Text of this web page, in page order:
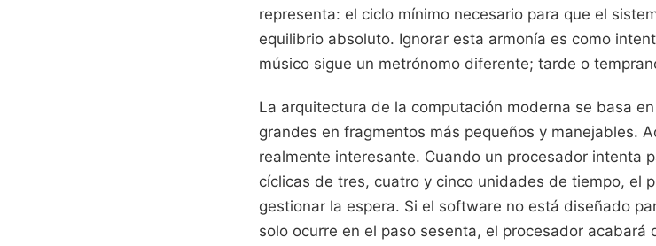
representa: el ciclo mínimo necesario para que el
equilibrio absoluto. Ignorar esta armonía es como
músico sigue un metrónomo diferente; tarde o
La arquitectura de la computación moderna se basa
grandes en fragmentos más pequeños y manejables.
realmente interesante. Cuando un procesador intenta
cíclicas de tres, cuatro y cinco unidades de tiempo, el
gestionar la espera. Si el software no está diseñado
solo ocurre en el paso sesenta, el procesador acabará